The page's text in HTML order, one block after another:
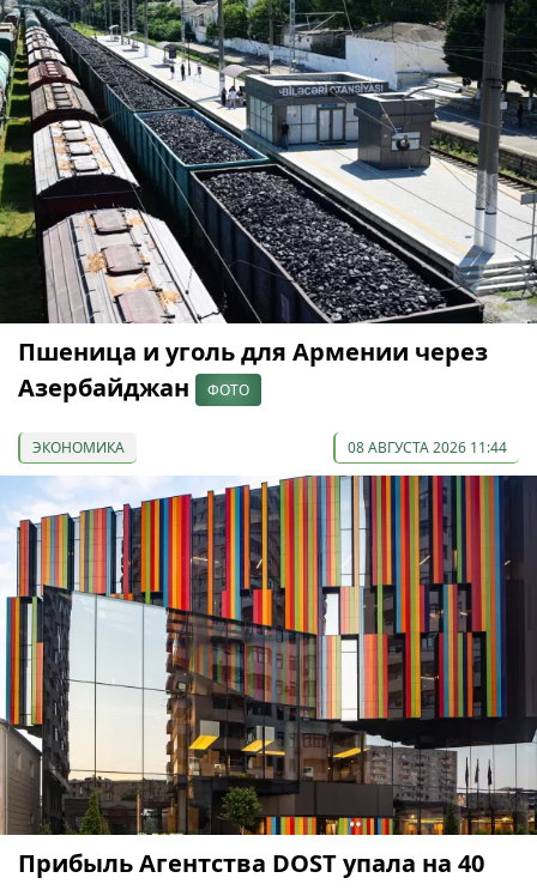
Пшеница и уголь для Армении через
Азербайджан
ФОТО
ЭКОНОМИКА 08 АВГУСТА 2026 11:44
Прибыль Агентства DOST упала на 40